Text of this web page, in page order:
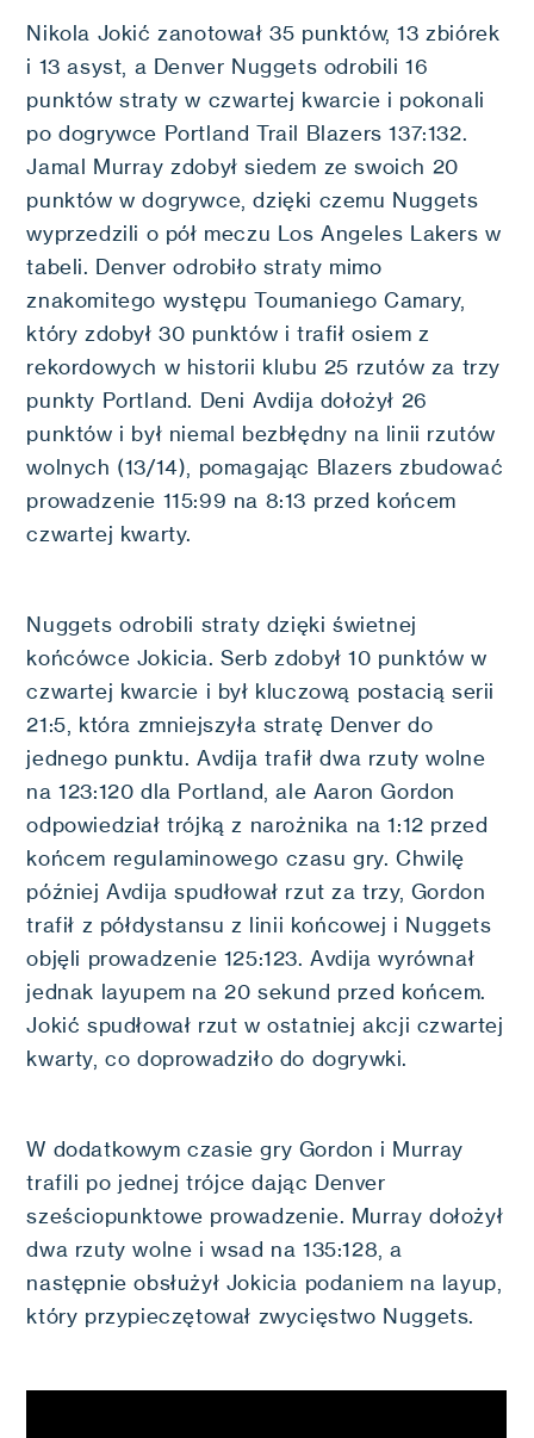
Nikola Jokić zanotował 35 punktów, 13 zbiórek
i 13 asyst, a Denver Nuggets odrobili 16
punktów straty w czwartej kwarcie i pokonali
po dogrywce Portland Trail Blazers 137:132.
Jamal Murray zdobył siedem ze swoich 20
punktów w dogrywce, dzięki czemu Nuggets
wyprzedzili o pół meczu Los Angeles Lakers w
tabeli. Denver odrobiło straty mimo
znakomitego występu Toumaniego Camary,
który zdobył 30 punktów i trafił osiem z
rekordowych w historii klubu 25 rzutów za trzy
punkty Portland. Deni Avdija dołożył 26
punktów i był niemal bezbłędny na linii rzutów
wolnych (13/14), pomagając Blazers zbudować
prowadzenie 115:99 na 8:13 przed końcem
czwartej kwarty.
Nuggets odrobili straty dzięki świetnej
końcówce Jokicia. Serb zdobył 10 punktów w
czwartej kwarcie i był kluczową postacią serii
21:5, która zmniejszyła stratę Denver do
jednego punktu. Avdija trafił dwa rzuty wolne
na 123:120 dla Portland, ale Aaron Gordon
odpowiedział trójką z narożnika na 1:12 przed
końcem regulaminowego czasu gry. Chwilę
później Avdija spudłował rzut za trzy, Gordon
trafił z półdystansu z linii końcowej i Nuggets
objęli prowadzenie 125:123. Avdija wyrównał
jednak layupem na 20 sekund przed końcem.
Jokić spudłował rzut w ostatniej akcji czwartej
kwarty, co doprowadziło do dogrywki.
W dodatkowym czasie gry Gordon i Murray
trafili po jednej trójce dając Denver
sześciopunktowe prowadzenie. Murray dołożył
dwa rzuty wolne i wsad na 135:128, a
następnie obsłużył Jokicia podaniem na layup,
który przypieczętował zwycięstwo Nuggets.